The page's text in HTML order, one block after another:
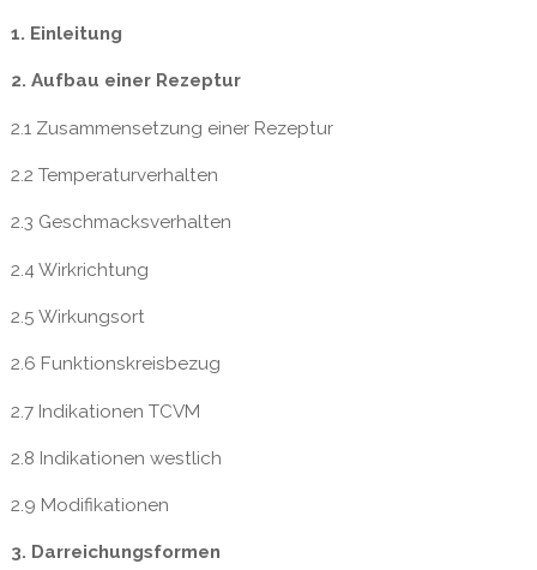
1. Einleitung
2. Aufbau einer Rezeptur
2.1 Zusammensetzung einer Rezeptur
2.2 Temperaturverhalten
2.3 Geschmacksverhalten
2.4 Wirkrichtung
2.5 Wirkungsort
2.6 Funktionskreisbezug
2.7 Indikationen TCVM
2.8 Indikationen westlich
2.9 Modifikationen
3. Darreichungsformen